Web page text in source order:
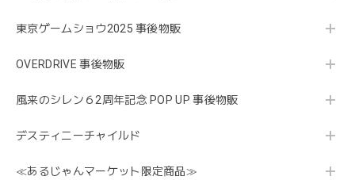
東京ゲームショウ2025 事後物販
OVERDRIVE 事後物販
風来のシレン６2周年記念 POP UP 事後物販
デスティニーチャイルド
≪あるじゃんマーケット限定商品≫